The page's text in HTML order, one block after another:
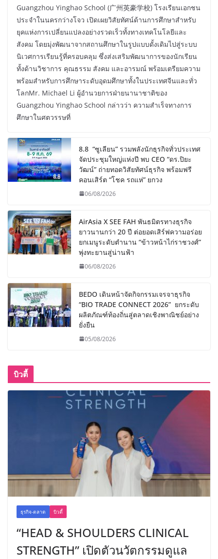
Guangzhou Yinghao School (广州英豪学校) โรงเรียนเอกชน
ประจำในนครกว่างโจว เปิดเผยวิสัยทัศน์ด้านการศึกษาสำหรับ
ยุคแห่งการเปลี่ยนแปลงอย่างรวดเร็วทั้งทางเทคโนโลยีและ
สังคม โดยมุ่งพัฒนาจากสถานศึกษาในรูปแบบดั้งเดิมไปสู่ระบบ
นิเวศการเรียนรู้ที่ครอบคลุม ซึ่งส่งเสริมพัฒนาการของนักเรียน
ทั้งด้านวิชาการ คุณธรรม สังคม และอารมณ์ พร้อมเตรียมความ
พร้อมสำหรับการศึกษาระดับอุดมศึกษาทั้งในประเทศจีนและทั่ว
โลกMr. Michael Li ผู้อำนวยการฝ่ายนานาชาติของ
Guangzhou Yinghao School กล่าวว่า ความสำเร็จทางการ
ศึกษาในศตวรรษที่
8.8 “ซูเลียน” รวมพลังนักธุรกิจทั่วประเทศ
จัดประชุมใหญ่แห่งปี พบ CEO “ดร.ปิยะ
วัฒน์” ถ่ายทอดวิสัยทัศน์ธุรกิจ พร้อมฟรี
คอนเสิร์ต “โชค รถแห่” ยกวง
06/08/2026
AirAsia X SEE FAH พันธมิตรทางธุรกิจ
ยาวนานกว่า 20 ปี ต่อยอดเสิร์ฟความอร่อย
ยกเมนูระดับตำนาน “ข้าวหน้าไก่ราชวงศ์”
พุ่งทะยานสู่น่านฟ้า
06/08/2026
BEDO เดินหน้าจัดกิจกรรมเจรจาธุรกิจ
“BIO TRADE CONNECT 2026” ยกระดับ
ผลิตภัณฑ์ท้องถิ่นสู่ตลาดเชิงพาณิชย์อย่าง
ยั่งยืน
05/08/2026
บิวตี้
ธุรกิจ-ตลาด บิวตี้
“HEAD & SHOULDERS CLINICAL
STRENGTH” เปิดตัวนวัตกรรมดูแล